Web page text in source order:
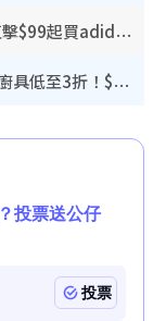
開倉優惠｜馬拉松開倉低至3折！直擊$99起買adidas／New Balance／Puma鞋款 STANLEY保溫杯劈價至$119起
廚具優惠｜普樂氏/意美廚/Buffalo廚具低至3折！$89起買煎鍋／炒鑊／個人鍋 同場小家電激減至$99起